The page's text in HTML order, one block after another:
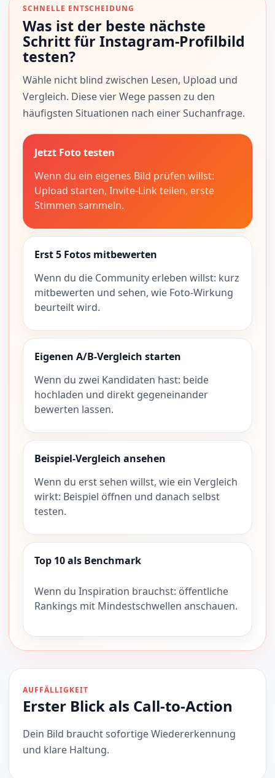
SCHNELLE ENTSCHEIDUNG
Was ist der beste nächste
Schritt für Instagram-Profilbild
testen?
Wähle nicht blind zwischen Lesen, Upload und
Vergleich. Diese vier Wege passen zu den
häufigsten Situationen nach einer Suchanfrage.
Jetzt Foto testen
Wenn du ein eigenes Bild prüfen willst:
Upload starten, Invite-Link teilen, erste
Stimmen sammeln.
Erst 5 Fotos mitbewerten
Wenn du die Community erleben willst: kurz
mitbewerten und sehen, wie Foto-Wirkung
beurteilt wird.
Eigenen A/B-Vergleich starten
Wenn du zwei Kandidaten hast: beide
hochladen und direkt gegeneinander
bewerten lassen.
Beispiel-Vergleich ansehen
Wenn du erst sehen willst, wie ein Vergleich
wirkt: Beispiel öffnen und danach selbst
testen.
Top 10 als Benchmark
Wenn du Inspiration brauchst: öffentliche
Rankings mit Mindestschwellen anschauen.
AUFFÄLLIGKEIT
Erster Blick als Call-to-Action
Dein Bild braucht sofortige Wiedererkennung
und klare Haltung.